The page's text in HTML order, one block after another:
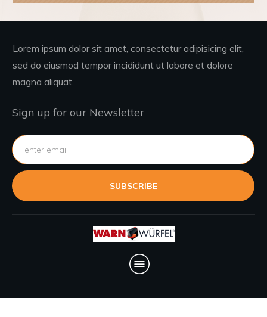
Lorem ipsum dolor sit amet, consectetur adipisicing elit,
sed do eiusmod tempor incididunt ut labore et dolore
magna aliquat.
Sign up for our Newsletter
SUBSCRIBE